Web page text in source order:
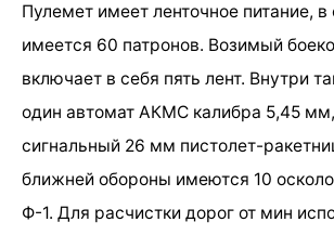
Пулемет имеет ленточное питание, в
имеется 60 патронов. Возимый
включает в себя пять лент. Внутри
один автомат АКМС калибра 5,45
сигнальный 26 мм пистолет-
ближней обороны имеются 10
Ф-1. Для расчистки дорог от мин